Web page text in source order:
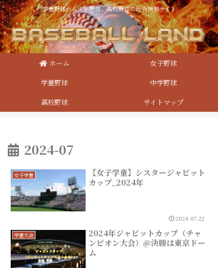
学童野球から少年野球、高校野球の総合情報サイト
ホーム
女子野球
学童野球
中学野球
高校野球
サイトマップ
2024-07
女子学童
【女子学童】シスタージャビット
カップ_2024年
2024.07.22
学童大会
2024年ジャビットカップ（チャ
ンピオン大会）@決勝は東京ドー
ム